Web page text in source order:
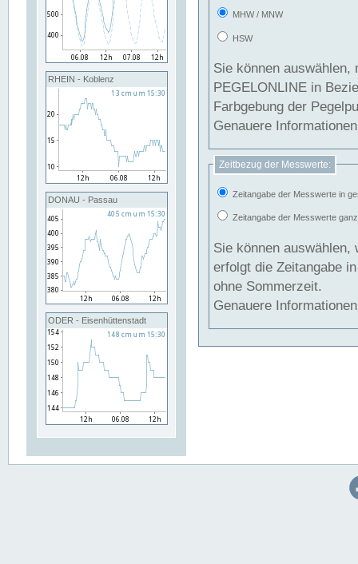
RHEIN - Koblenz
DONAU - Passau
ODER - Eisenhüttenstadt
MHW / MNW
HSW
Sie können
PEGELONLINE in Beziehung
Farbgebung der
Genauere
Zeitbezug der Messwerte:
Zeitangabe der Messwerte in
Zeitangabe der Messwerte
Sie können auswählen,
erfolgt die Zeitangabe
ohne Sommerzeit.
Genauere